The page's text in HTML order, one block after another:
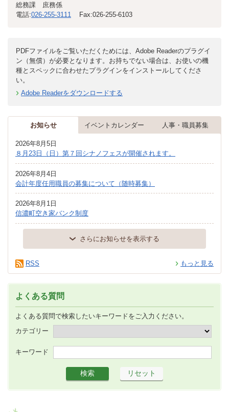
総務課 庶務係
電話:026-255-3111 Fax:026-255-6103
PDFファイルをご覧いただくためには、Adobe Readerのプラグイ
ン（無償）が必要となります。お持ちでない場合は、お使いの機
種とスペックに合わせたプラグインをインストールしてくださ
い。
Adobe Readerをダウンロードする
お知らせ イベントカレンダー 人事・職員募集
2026年8月5日
８月23日（日）第７回シナノフェスが開催されます。
2026年8月4日
会計年度任用職員の募集について（随時募集）
2026年8月1日
信濃町空き家バンク制度
さらにお知らせを表示する
もっと見る
RSS
よくある質問
よくある質問で検索したいキーワードをご入力ください。
カテゴリー
キーワード